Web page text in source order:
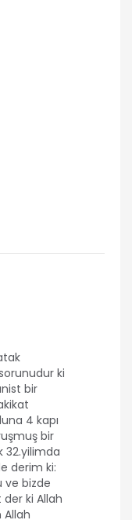
ki
bir
4 kapı
bir
32.yilimda
derim ki:
ve bizde
ki Allah
Allah